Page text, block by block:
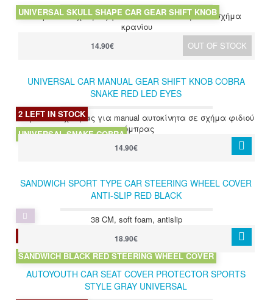
Χερούλι ταχύτητας για όλα τα αυτοκίνητα σε σχήμα
κρανίου
UNIVERSAL SKULL SHAPE CAR GEAR SHIFT KNOB
OUT OF STOCK
14.90€
UNIVERSAL CAR MANUAL GEAR SHIFT KNOB COBRA
SNAKE RED LED EYES
Χερούλι ταχύτητας για manual αυτοκίνητα σε σχήμα φιδιού
κόμπρας
2 LEFT IN STOCK
UNIVERSAL SNAKE COBRA
14.90€
SANDWICH SPORT TYPE CAR STEERING WHEEL COVER
ANTI-SLIP RED BLACK
38 CM, soft foam, antislip
SANDWICH BLACK RED STEERING WHEEL COVER
18.90€
AUTOYOUTH CAR SEAT COVER PROTECTOR SPORTS
STYLE GRAY UNIVERSAL